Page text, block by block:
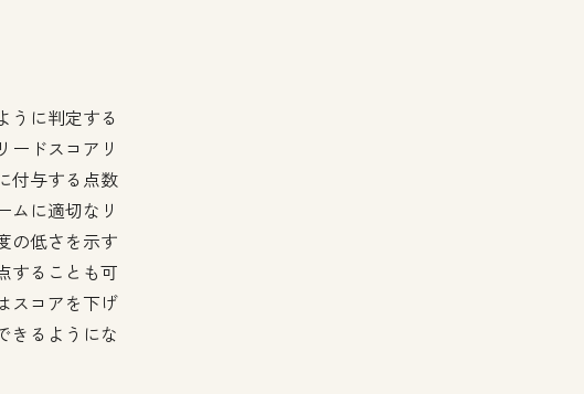
うに判定する
ードスコアリ
付与する点数
ムに適切なリ
の低さを示す
することも可
スコアを下げ
きるようにな